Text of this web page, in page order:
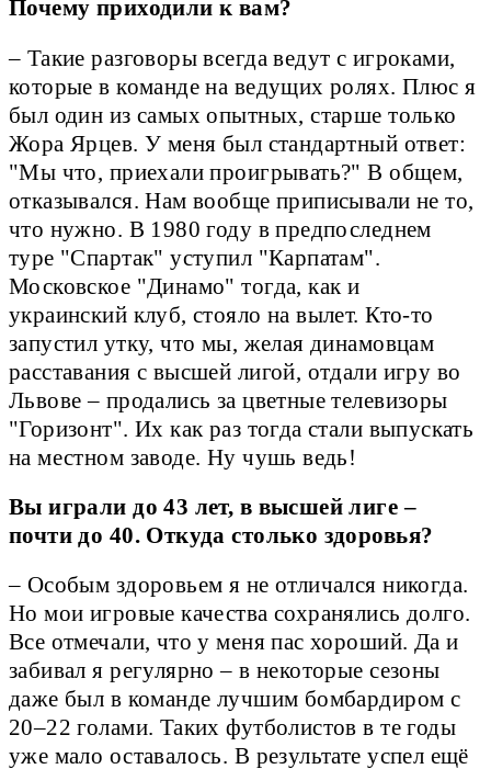
Почему приходили к вам?
– Такие разговоры всегда ведут с игроками,
которые в команде на ведущих ролях. Плюс я
был один из самых опытных, старше только
Жора Ярцев. У меня был стандартный ответ:
"Мы что, приехали проигрывать?" В общем,
отказывался. Нам вообще приписывали не то,
что нужно. В 1980 году в предпоследнем
туре "Спартак" уступил "Карпатам".
Московское "Динамо" тогда, как и
украинский клуб, стояло на вылет. Кто-то
запустил утку, что мы, желая динамовцам
расставания с высшей лигой, отдали игру во
Львове – продались за цветные телевизоры
"Горизонт". Их как раз тогда стали выпускать
на местном заводе. Ну чушь ведь!
Вы играли до 43 лет, в высшей лиге –
почти до 40. Откуда столько здоровья?
– Особым здоровьем я не отличался никогда.
Но мои игровые качества сохранялись долго.
Все отмечали, что у меня пас хороший. Да и
забивал я регулярно – в некоторые сезоны
даже был в команде лучшим бомбардиром с
20–22 голами. Таких футболистов в те годы
уже мало оставалось. В результате успел ещё